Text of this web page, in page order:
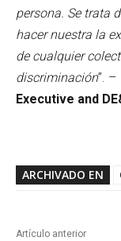
persona. Se trata
hacer nuestra la
de cualquier
discriminación”. –
Executive and
ARCHIVADO EN
Artículo anterior